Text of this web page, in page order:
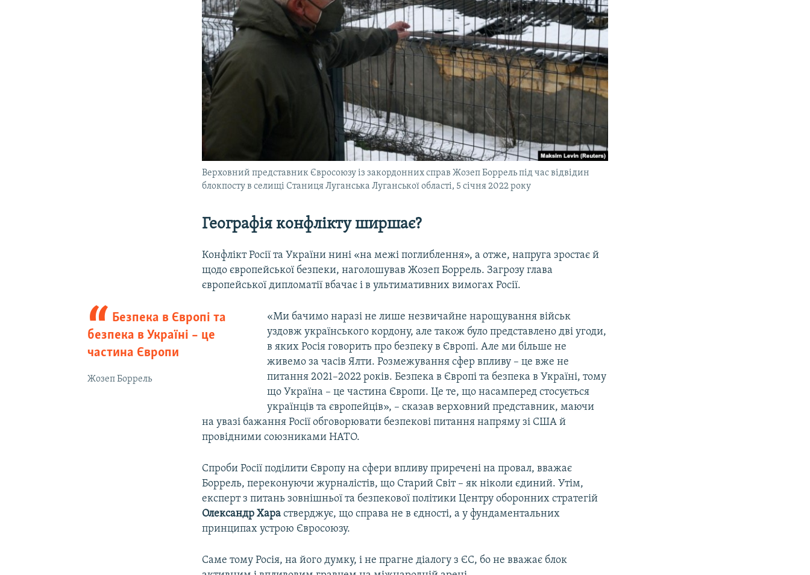
Верховний представник Євросоюзу із закордонних справ Жозеп Боррель під час відвідин
блокпосту в селищі Станиця Луганська Луганської області, 5 січня 2022 року
Географія конфлікту ширшає?
Конфлікт Росії та України нині «на межі поглиблення», а отже, напруга зростає й
щодо європейської безпеки, наголошував Жозеп Боррель. Загрозу глава
європейської дипломатії вбачає і в ультимативних вимогах Росії.
Безпека в Європі та
безпека в Україні – це
частина Європи
Жозеп Боррель
«Ми бачимо наразі не лише незвичайне нарощування військ
уздовж українського кордону, але також було представлено дві угоди,
в яких Росія говорить про безпеку в Європі. Але ми більше не
живемо за часів Ялти. Розмежування сфер впливу – це вже не
питання 2021–2022 років. Безпека в Європі та безпека в Україні, тому
що Україна – це частина Європи. Це те, що насамперед стосується
українців та європейців», – сказав верховний представник, маючи
на увазі бажання Росії обговорювати безпекові питання напряму зі США й
провідними союзниками НАТО.
Спроби Росії поділити Європу на сфери впливу приречені на провал, вважає
Боррель, переконуючи журналістів, що Старий Світ – як ніколи єдиний. Утім,
експерт з питань зовнішньої та безпекової політики Центру оборонних стратегій
Олександр Хара стверджує, що справа не в єдності, а у фундаментальних
принципах устрою Євросоюзу.
Саме тому Росія, на його думку, і не прагне діалогу з ЄС, бо не вважає блок